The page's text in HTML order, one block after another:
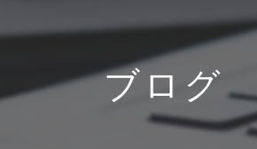
『システムエックス』 セラミックコーティ
（ファインラボ）
プロ
ブログ